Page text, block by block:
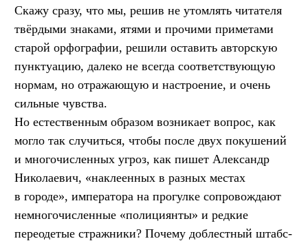
Скажу сразу, что мы, решив не утомлять читателя
твёрдыми знаками, ятями и прочими приметами
старой орфографии, решили оставить авторскую
пунктуацию, далеко не всегда соответствующую
нормам, но отражающую и настроение, и очень
сильные чувства.
Но естественным образом возникает вопрос, как
могло так случиться, чтобы после двух покушений
и многочисленных угроз, как пишет Александр
Николаевич, «наклеенных в разных местах
в городе», императора на прогулке сопровождают
немногочисленные «полициянты» и редкие
переодетые стражники? Почему доблестный штабс-